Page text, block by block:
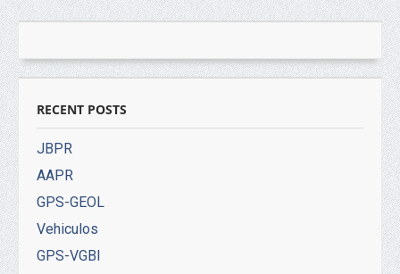
RECENT POSTS
JBPR
AAPR
GPS-GEOL
Vehiculos
GPS-VGBI